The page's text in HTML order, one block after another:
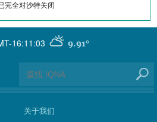
完全对沙特关闭
16:11:03 9.91°
关于我们